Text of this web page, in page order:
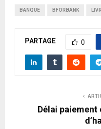
BANQUE BFORBANK
PARTAGE 0
Délai paiement